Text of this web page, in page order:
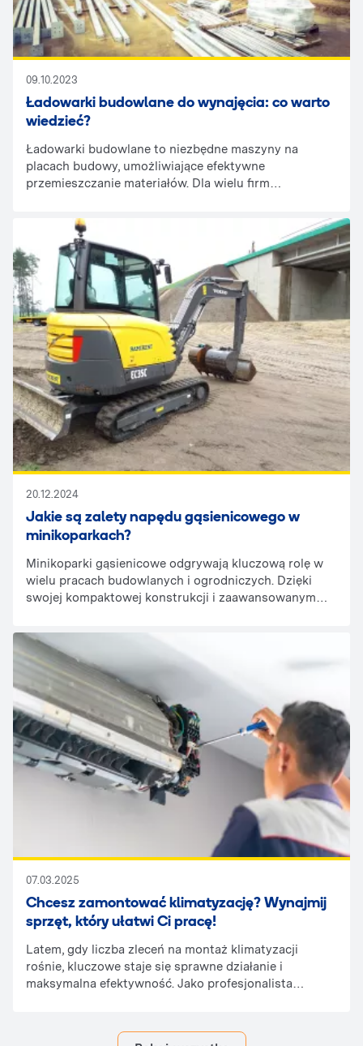
09.10.2023
Ładowarki budowlane do wynajęcia: co warto
wiedzieć?
Ładowarki budowlane to niezbędne maszyny na
placach budowy, umożliwiające efektywne
przemieszczanie materiałów. Dla wielu firm
różnorodne projekty, zakup własnej ładowarki może
być zbyt kosztowny. W takich przypadkach wynajem
staje się atrakcyjną opcją. Co warto wiedzieć o
ładowarkach budowlanych dostępnych do wynajęcia?
20.12.2024
Jakie są zalety napędu gąsienicowego w
minikoparkach?
Minikoparki gąsienicowe odgrywają kluczową rolę w
wielu pracach budowlanych i ogrodniczych. Dzięki
swojej kompaktowej konstrukcji i zaawansowanym
się w wymagających warunkach. Jednym z
najważniejszych elementów wpływających na ich
efektywność jest napęd gąsienicowy, który wyróżnia
się wszechstronnością i niezawodnością. Co sprawia,
że jest tak ceniony? Przyjrzyjmy się jego
najważniejszym zaletom.
07.03.2025
Chcesz zamontować klimatyzację? Wynajmij
sprzęt, który ułatwi Ci pracę!
Latem, gdy liczba zleceń na montaż klimatyzacji
rośnie, kluczowe staje się sprawne działanie i
maksymalna efektywność. Jako profesjonalista
odpowiedni sprzęt. Czasem jednak nawet najlepsi